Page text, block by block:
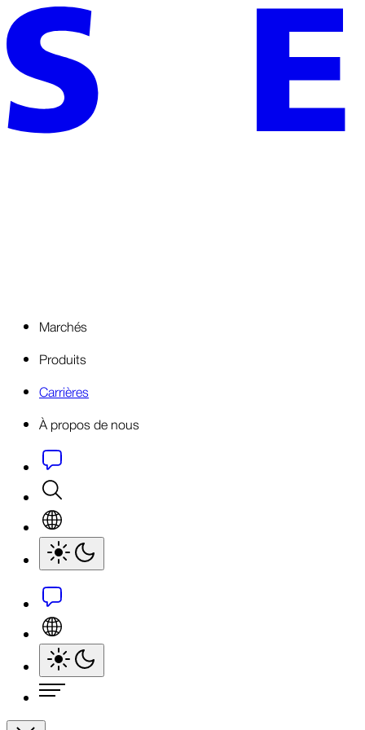
Marchés
Produits
Carrières
À propos de nous